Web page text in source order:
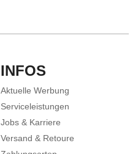
INFOS
Aktuelle Werbung
Serviceleistungen
Jobs & Karriere
Versand & Retoure